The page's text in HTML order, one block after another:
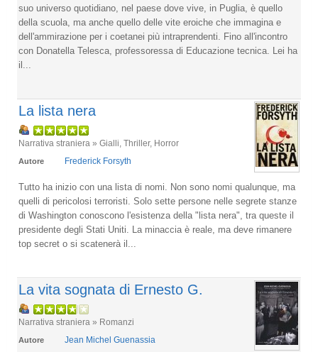
suo universo quotidiano, nel paese dove vive, in Puglia, è quello
della scuola, ma anche quello delle vite eroiche che immagina e
dell'ammirazione per i coetanei più intraprendenti. Fino all'incontro
con Donatella Telesca, professoressa di Educazione tecnica. Lei ha
il...
La lista nera
Narrativa straniera » Gialli, Thriller, Horror
Autore Frederick Forsyth
Tutto ha inizio con una lista di nomi. Non sono nomi qualunque, ma
quelli di pericolosi terroristi. Solo sette persone nelle segrete stanze
di Washington conoscono l'esistenza della "lista nera", tra queste il
presidente degli Stati Uniti. La minaccia è reale, ma deve rimanere
top secret o si scatenerà il...
La vita sognata di Ernesto G.
Narrativa straniera » Romanzi
Autore Jean Michel Guenassia